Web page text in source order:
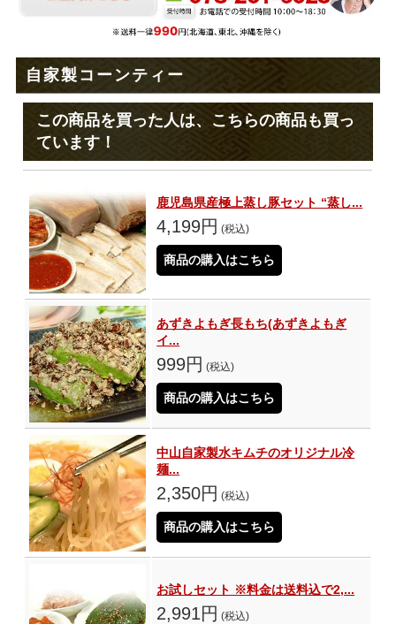
自家製コーンティー
この商品を買った人は、こちらの商品も買っ
ています！
鹿児島県産極上蒸し豚セット “蒸し...
4,199円 (税込)
商品の購入はこちら
あずきよもぎ長もち(あずきよもぎ
イ...
999円 (税込)
商品の購入はこちら
中山自家製水キムチのオリジナル冷
麺...
2,350円 (税込)
商品の購入はこちら
お試しセット ※料金は送料込で2,...
2,991円 (税込)